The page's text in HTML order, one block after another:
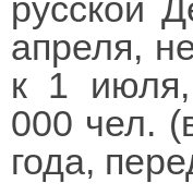
русской
апреля,
к 1
000 чел.
года,